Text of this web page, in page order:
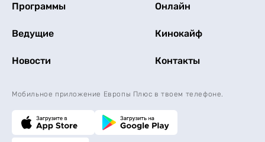
Программы Онлайн
Ведущие Кинокайф
Новости Контакты
Мобильное приложение Европы Плюс в твоем телефоне.